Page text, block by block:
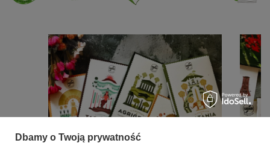
Dbamy o Twoją prywatność